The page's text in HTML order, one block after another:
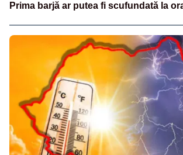
Prima barjă ar putea fi scufundată la